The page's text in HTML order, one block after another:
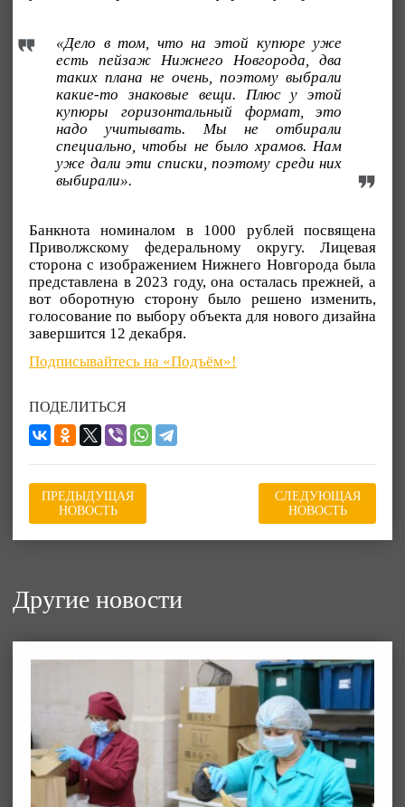
«Дело в том, что на этой купюре уже
есть пейзаж Нижнего Новгорода, два
таких плана не очень, поэтому выбрали
какие-то знаковые вещи. Плюс у этой
купюры горизонтальный формат, это
надо учитывать. Мы не отбирали
специально, чтобы не было храмов. Нам
уже дали эти списки, поэтому среди них
выбирали».
Банкнота номиналом в 1000 рублей посвящена
Приволжскому федеральному округу. Лицевая
сторона с изображением Нижнего Новгорода была
представлена в 2023 году, она осталась прежней, а
вот оборотную сторону было решено изменить,
голосование по выбору объекта для нового дизайна
завершится 12 декабря.
Подписывайтесь на «Подъём»!
ПОДЕЛИТЬСЯ
ПРЕДЫДУЩАЯ
НОВОСТЬ
СЛЕДУЮЩАЯ
НОВОСТЬ
Другие новости